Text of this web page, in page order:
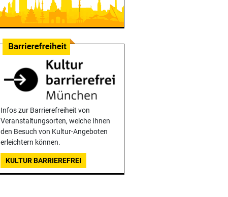
Infos zur Barrierefreiheit von
Veranstaltungsorten, welche Ihnen
den Besuch von Kultur-Angeboten
erleichtern können.
KULTUR BARRIEREFREI